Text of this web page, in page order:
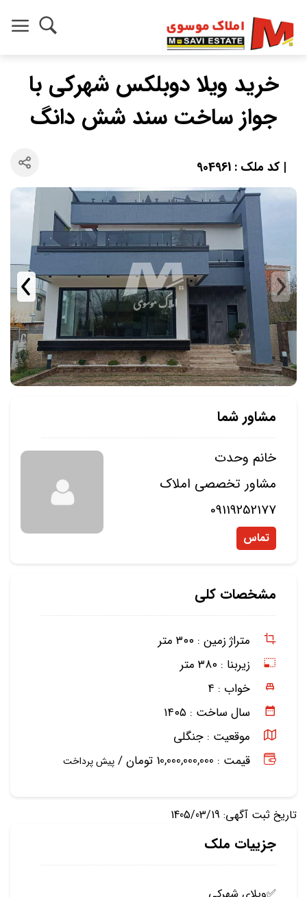
خرید ویلا دوبلکس شهرکی با
جواز ساخت سند شش دانگ
| کد ملک : 904961
مشاور شما
خانم وحدت
مشاور تخصصی املاک
09119252177
تماس
مشخصات کلی
متراژ زمین : ۳۰۰ متر
زیربنا : ۳۸۰ متر
خواب : ۴
سال ساخت : ۱۴۰۵
موقعیت : جنگلی
قیمت : 10,000,000,000 تومان /
پیش پرداخت
تاریخ ثبت آگهی: 1405/03/19
جزییات ملک